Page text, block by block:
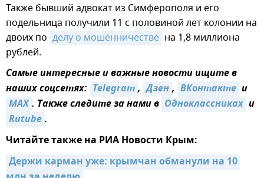
Также бывший адвокат из Симферополя и его
подельница получили 11 с половиной лет колонии на
двоих по делу о мошенничестве на 1,8 миллиона
рублей.
Самые интересные и важные новости ищите в
наших соцсетях: Telegram, Дзен, ВКонтакте и
MAX. Также следите за нами в Одноклассниках и
Rutube.
Читайте также на РИА Новости Крым:
Держи карман уже: крымчан обманули на 10